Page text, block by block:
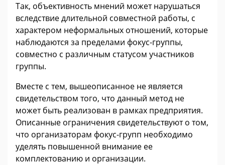
Так, объективность мнений может нарушаться
вследствие длительной совместной работы, с
характером неформальных отношений, которые
наблюдаются за пределами фокус-группы,
совместно с различным статусом участников
группы.
Вместе с тем, вышеописанное не является
свидетельством того, что данный метод не
может быть реализован в рамках предприятия.
Описанные ограничения свидетельствуют о том,
что организаторам фокус-групп необходимо
уделять повышенной внимание ее
комплектованию и организации.